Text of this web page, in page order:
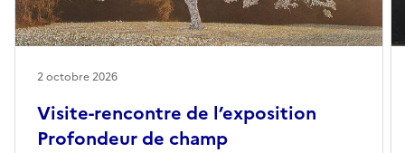
Visite-rencontre de l’exposition
Profondeur de champ
2 octobre 2026